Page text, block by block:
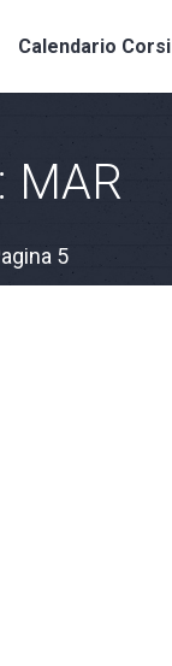
Calendario Corsi
MAR
5